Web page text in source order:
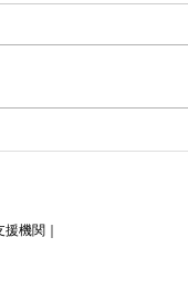
により月々の
れております
税は納め過ぎ
に、その年
機関｜